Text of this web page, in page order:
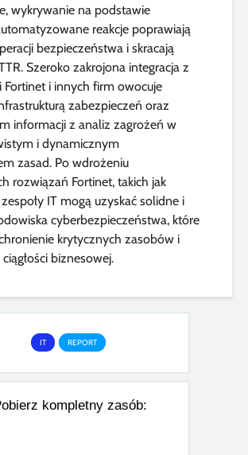
wykrywanie na podstawie
reakcje poprawiają
bezpieczeństwa i skracają
Szeroko zakrojona integracja z
Fortinet i innych firm owocuje
zabezpieczeń oraz
informacji z analiz zagrożeń w
i dynamicznym
zasad. Po wdrożeniu
rozwiązań Fortinet, takich jak
IT mogą uzyskać solidne i
cyberbezpieczeństwa, które
krytycznych zasobów i
biznesowej.
IT REPORT
kompletny zasób: